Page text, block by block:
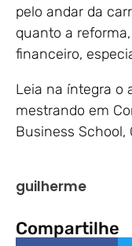
pelo andar da
quanto a
financeiro,
Leia na íntegra o
mestrando em
Business School,
guilherme
Compartilhe